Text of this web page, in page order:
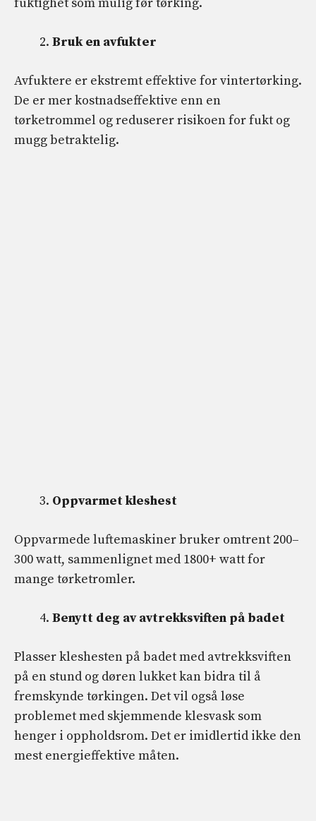
Bruk en avfukter
Avfuktere er ekstremt effektive for vintertørking.
De er mer kostnadseffektive enn en
tørketrommel og reduserer risikoen for fukt og
mugg betraktelig.
Oppvarmet kleshest
Oppvarmede luftemaskiner bruker omtrent 200–
300 watt, sammenlignet med 1800+ watt for
mange tørketromler.
Benytt deg av avtrekksviften på badet
Plasser kleshesten på badet med avtrekksviften
på en stund og døren lukket kan bidra til å
fremskynde tørkingen. Det vil også løse
problemet med skjemmende klesvask som
henger i oppholdsrom. Det er imidlertid ikke den
mest energieffektive måten.